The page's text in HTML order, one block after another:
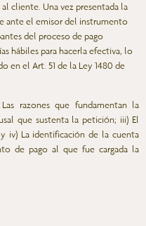
cliente. Una vez presentada la
ante el emisor del instrumento
del proceso de pago
hábiles para hacerla efectiva, lo
en el Art. 51 de la Ley 1480 de
razones que fundamentan la
que sustenta la petición; iii) El
iv) La identificación de la cuenta
de pago al que fue cargada la